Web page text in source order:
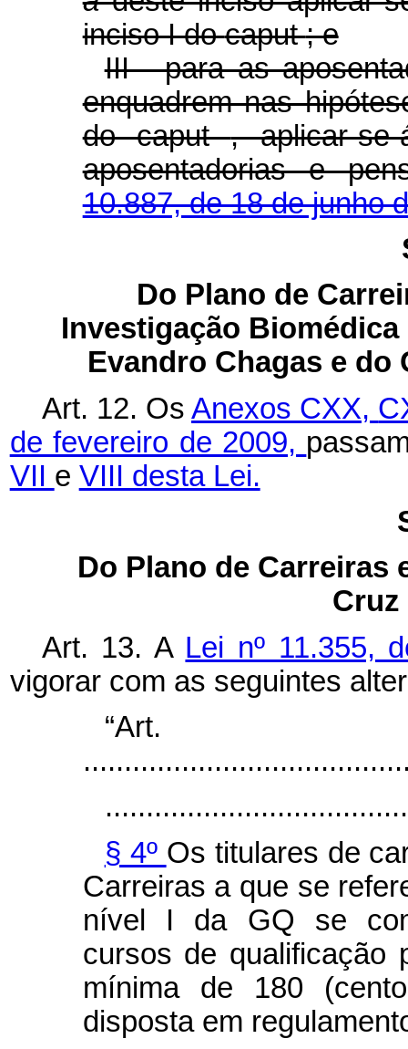
inciso I docaput; e
III - para as
enquadrem nas
docaput, aplicar-
aposentadorias e
10.887, de 18 de junho
Do Plano de
Investigação
Evandro Chagas e do
Art. 12. OsAnexos CXX,
de fevereiro de 2009,
VII e VIII desta Lei.
Do Plano de Carreiras
Cruz
Art. 13. A Lei nº 11.355,
vigorar com as seguintes
§ 4º Os titulares de
Carreiras a que se
nível I da GQ se
cursos de qualificação
mínima de 180
disposta em